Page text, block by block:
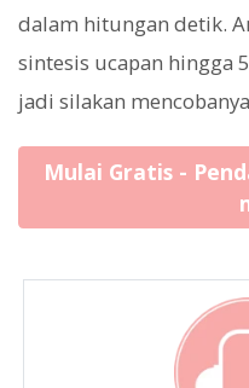
dalam hitungan detik.
sintesis ucapan hingga
jadi silakan
Mulai Gratis -